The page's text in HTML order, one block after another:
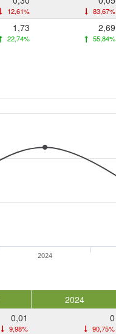
12,61% 83,67%
1,73
22,74%
2,69
55,84%
2024
2024
0,01
9,98%
0
90,75%